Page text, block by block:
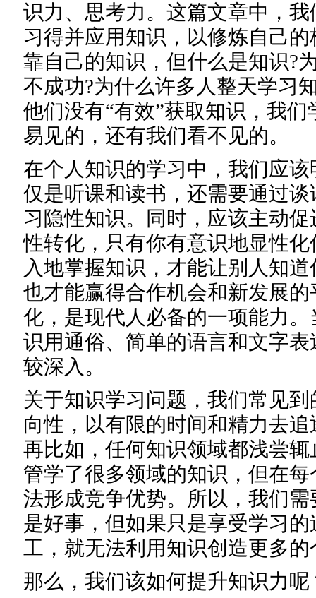
识力、思考力。这篇文章中，
习得并应用知识，以修炼自己
靠自己的知识，但什么是知识?
不成功?为什么许多人整天学习
他们没有“有效”获取知识，我
易见的，还有我们看不见的。
在个人知识的学习中，我们应
仅是听课和读书，还需要通过
习隐性知识。同时，应该主动
性转化，只有你有意识地显性
入地掌握知识，才能让别人知
也才能赢得合作机会和新发展
化，是现代人必备的一项能力
识用通俗、简单的语言和文字
较深入。
关于知识学习问题，我们常见
向性，以有限的时间和精力去
再比如，任何知识领域都浅尝
管学了很多领域的知识，但在
法形成竞争优势。所以，我们
是好事，但如果只是享受学习
工，就无法利用知识创造更多
那么，我们该如何提升知识力呢